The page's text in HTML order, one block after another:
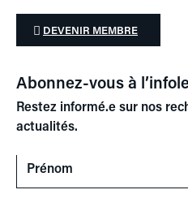
DEVENIR MEMBRE
Abonnez-vous à
Restez informé.e sur nos
actualités.